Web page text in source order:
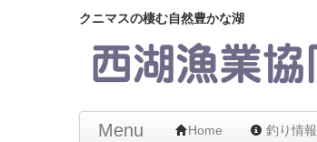
クニマスの棲む自然豊かな湖
Menu Home 釣り情報